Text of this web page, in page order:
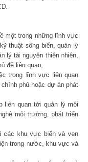
một trong những lĩnh vực
thuật sông biển, quản lý
lý tài nguyên thiên nhiên,
đề liên quan;
trong lĩnh vực liên quan
phủ hoặc dự án phát
liên quan tới quản lý môi
môi trường, phát triển
các khu vực biển và ven
trong nước, khu vực và